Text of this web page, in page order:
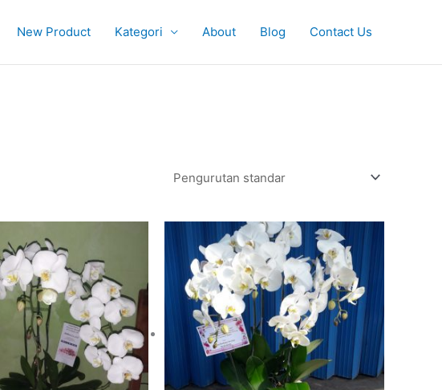
New Product Kategori About Blog Contact Us